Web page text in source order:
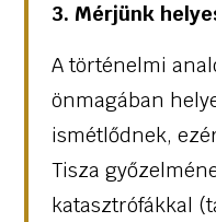
3. Mérjünk
A történelmi
önmagában
ismétlődnek,
Tisza
katasztrófákkal